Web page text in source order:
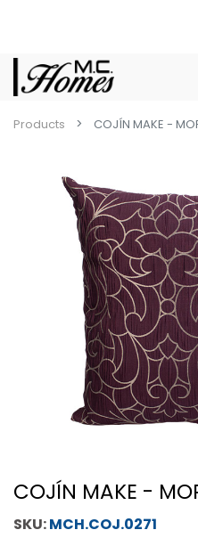
Products COJÍN MAKE -
COJÍN MAKE -
MCH.COJ.0271